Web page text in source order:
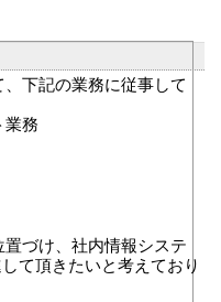
下記の業務に従事して
業務
づけ、社内情報システ
て頂きたいと考えており